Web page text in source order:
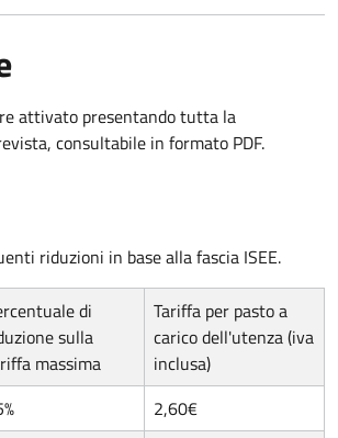
attivato presentando tutta la
consultabile in formato PDF.
riduzioni in base alla fascia ISEE.
di
sulla
massima
Tariffa per pasto a
carico dell'utenza (iva
inclusa)
2,60€